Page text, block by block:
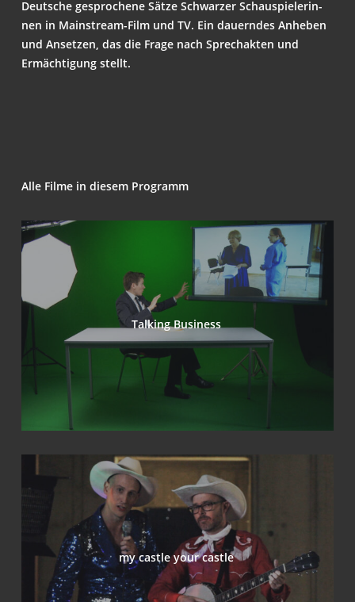
Deut­sche gespro­che­ne Sät­ze Schwar­zer Schau­spie­le­rin­
nen in Main­stream-Film und TV. Ein dau­ern­des Anhe­ben
und Anset­zen, das die Fra­ge nach Sprech­ak­ten und
Ermäch­ti­gung stellt.
Alle Fil­me in die­sem Programm
Tal­king Business
my cast­le your castle